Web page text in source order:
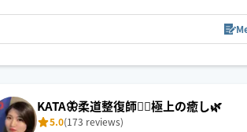
13:30 14:00 14:30 15:00 15:30
・オーダーメイド施術
KATA🦋柔道整復師💁‍♀️極上の癒し🌿
5.0(173 reviews)